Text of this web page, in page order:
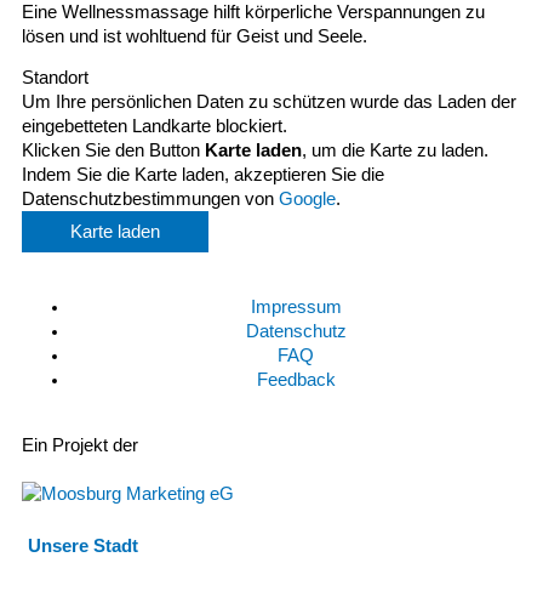
Eine Wellnessmassage hilft körperliche Verspannungen zu
lösen und ist wohltuend für Geist und Seele.
Standort
Um Ihre persönlichen Daten zu schützen wurde das Laden der
eingebetteten Landkarte blockiert.
Klicken Sie den Button Karte laden, um die Karte zu laden.
Indem Sie die Karte laden, akzeptieren Sie die
Datenschutzbestimmungen von Google.
Karte laden
Ein Projekt der
Impressum
Datenschutz
FAQ
Feedback
Unsere Stadt